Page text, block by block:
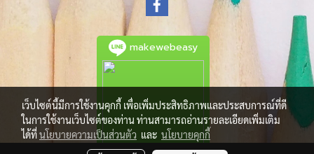
makewebeasy
เว็บไซต์นี้มีการใช้งานคุกกี้ เพื่อเพิ่มประสิทธิภาพและประสบการณ์ที่ดี
ในการใช้งานเว็บไซต์ของท่าน ท่านสามารถอ่านรายละเอียดเพิ่มเติม
ได้ที่นโยบายความเป็นส่วนตัว และ นโยบายคุกกี้